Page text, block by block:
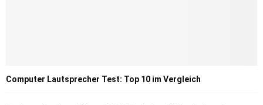
Computer Lautsprecher Test: Top 10 im Vergleich